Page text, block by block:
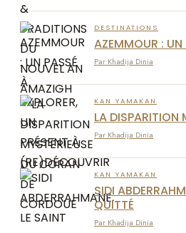
DESTINATIONS
AZEMMOUR : UN
Par Khadija Dinia
KAN YAMAKAN
LA DISPARITION
Par Khadija Dinia
KAN YAMAKAN
SIDI
QUITTÉ
Par Khadija Dinia